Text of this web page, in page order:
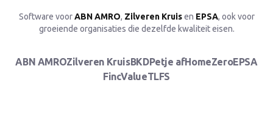
Software voorABN AMRO, Zilveren Kruisen EPSA, ook voor
groeiende organisaties die dezelfde kwaliteit eisen.
ABN AMROZilveren KruisBKDPetje afHomeZeroEPSA
FincValueTLFS